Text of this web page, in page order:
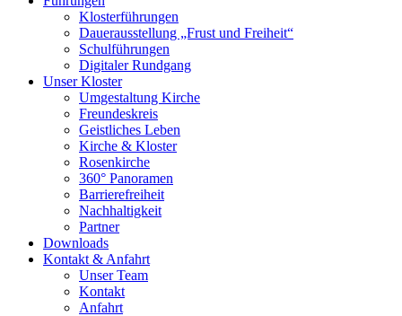
Klosterführungen
Dauerausstellung „Frust und Freiheit“
Schulführungen
Digitaler Rundgang
Unser Kloster
Umgestaltung Kirche
Freundeskreis
Geistliches Leben
Kirche & Kloster
Rosenkirche
360° Panoramen
Barrierefreiheit
Nachhaltigkeit
Partner
Downloads
Kontakt & Anfahrt
Unser Team
Kontakt
Anfahrt